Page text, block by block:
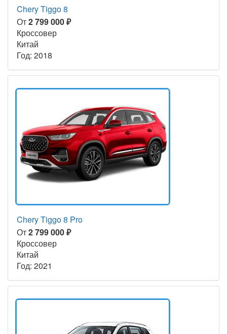
Chery Tiggo 8
От2 799 000 ₽
Кроссовер
Китай
Год: 2018
Chery Tiggo 8 Pro
От2 799 000 ₽
Кроссовер
Китай
Год: 2021